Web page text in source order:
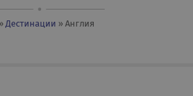
» Дестинации » Англия